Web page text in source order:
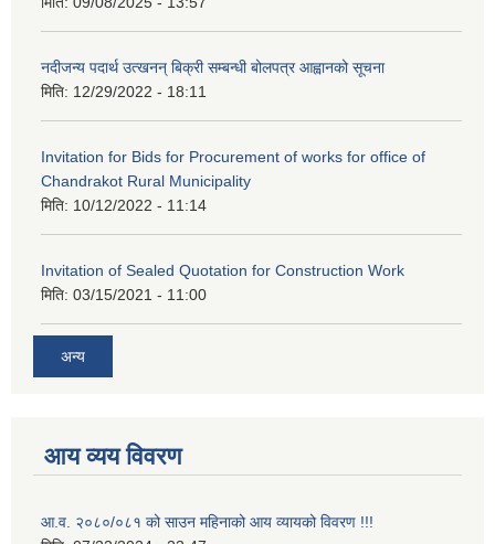
नदीजन्य पदार्थ उत्खनन् बिक्री सम्बन्धी बोलपत्र आह्वानको सूचना
मिति: 12/29/2022 - 18:11
Invitation for Bids for Procurement of works for office of
Chandrakot Rural Municipality
मिति: 10/12/2022 - 11:14
Invitation of Sealed Quotation for Construction Work
मिति: 03/15/2021 - 11:00
अन्य
आय व्यय विवरण
आ.व. २०८०/०८१ को साउन महिनाको आय व्यायको विवरण !!!